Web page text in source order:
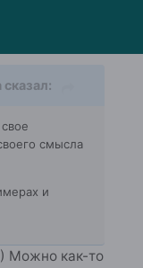
смысла
и
Можно как-то